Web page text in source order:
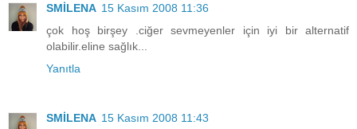
SMİLENA 15 Kasım 2008 11:36
çok hoş birşey .ciğer sevmeyenler için iyi bir alternatif
olabilir.eline sağlık...
Yanıtla
SMİLENA 15 Kasım 2008 11:43